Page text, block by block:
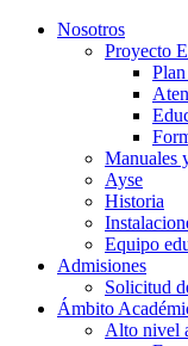
Nosotros
Proyecto
Manuales
Ayse
Historia
Equipo
Admisiones
Solicitud
Ámbito
Alto nivel